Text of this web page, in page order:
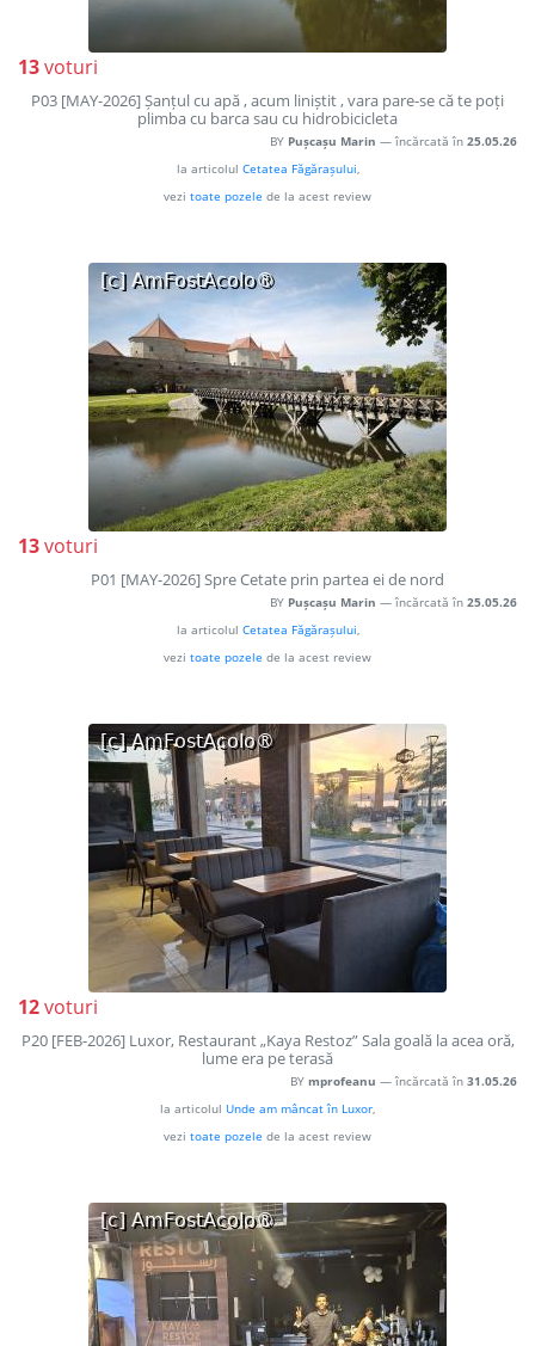
13voturi
P03 [MAY-2026] Șanțul cu apă , acum liniștit , vara pare-se că te poți
plimba cu barca sau cu hidrobicicleta
BY Pușcașu Marin — încărcată în 25.05.26
la articolul Cetatea Făgărașului,
vezi toate pozele de la acest review
13voturi
P01 [MAY-2026] Spre Cetate prin partea ei de nord
BY Pușcașu Marin — încărcată în 25.05.26
la articolul Cetatea Făgărașului,
vezi toate pozele de la acest review
12voturi
P20 [FEB-2026] Luxor, Restaurant „Kaya Restoz” Sala goală la acea oră,
lume era pe terasă
BY mprofeanu — încărcată în 31.05.26
la articolul Unde am mâncat în Luxor,
vezi toate pozele de la acest review